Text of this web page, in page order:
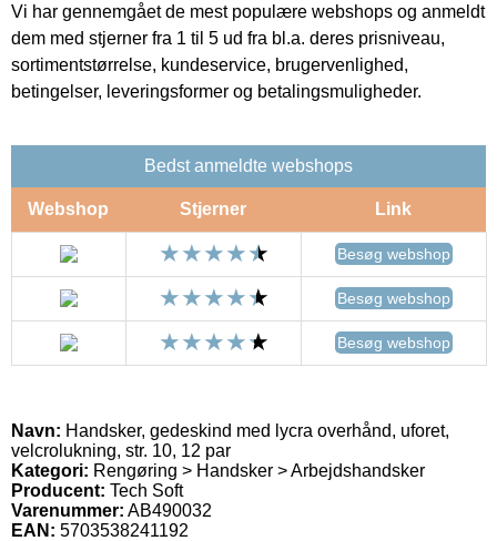
Vi har gennemgået de mest populære webshops og anmeldt
dem med stjerner fra 1 til 5 ud fra bl.a. deres prisniveau,
sortimentstørrelse, kundeservice, brugervenlighed,
betingelser, leveringsformer og betalingsmuligheder.
Bedst anmeldte webshops
Webshop Stjerner Link
Besøg webshop
Besøg webshop
Besøg webshop
Navn: Handsker, gedeskind med lycra overhånd, uforet,
velcrolukning, str. 10, 12 par
Kategori: Rengøring > Handsker > Arbejdshandsker
Producent: Tech Soft
Varenummer: AB490032
EAN: 5703538241192